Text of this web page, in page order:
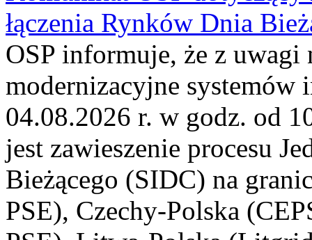
łączenia Rynków Dnia
OSP informuje, że z uwagi
modernizacyjne
04.08.2026 r. w godz. od
jest zawieszenie procesu
Bieżącego (SIDC) na
PSE), Czechy-Polska